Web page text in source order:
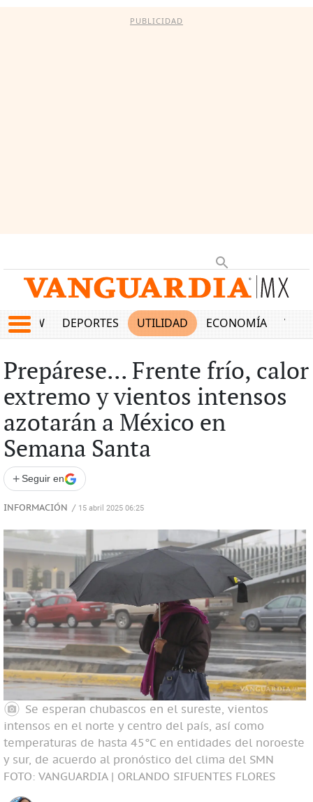
PUBLICIDAD
SHOW DEPORTES UTILIDAD ECONOMÍA VIDA
Prepárese... Frente frío, calor
extremo y vientos intensos
azotarán a México en
Semana Santa
+ Seguir en
INFORMACIÓN / 15 abril 2025 06:25
Se esperan chubascos en el sureste, vientos
intensos en el norte y centro del país, así como
temperaturas de hasta 45°C en entidades del noroeste
y sur, de acuerdo al pronóstico del clima del SMN
FOTO: VANGUARDIA | ORLANDO SIFUENTES FLORES